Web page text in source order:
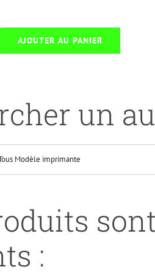
AJOUTER AU PANIER
un
: